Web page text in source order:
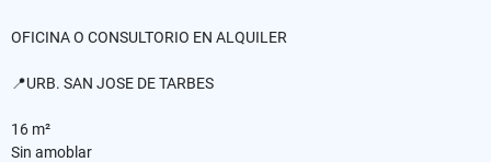
OFICINA O CONSULTORIO EN ALQUILER
📍URB. SAN JOSE DE TARBES
16 m²
Sin amoblar